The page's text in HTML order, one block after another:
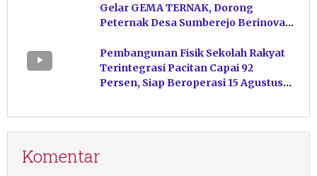
Gelar GEMA TERNAK, Dorong
Peternak Desa Sumberejo Berinovasi
Pembangunan Fisik Sekolah Rakyat
Terintegrasi Pacitan Capai 92
Persen, Siap Beroperasi 15 Agustus
Komentar